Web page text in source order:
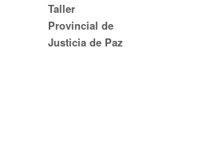
Taller
Provincial de
Justicia de Paz